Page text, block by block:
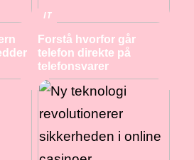
IT
Forstå hvorfor går
telefon direkte på
telefonsvarer